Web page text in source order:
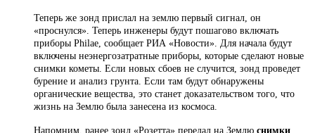
Теперь же зонд прислал на землю первый сигнал, он
«проснулся». Теперь инженеры будут пошагово включать
приборы Philae, сообщает РИА «Новости». Для начала будут
включены неэнергозатратные приборы, которые сделают новые
снимки кометы. Если новых сбоев не случится, зонд проведет
бурение и анализ грунта. Если там будут обнаружены
органические вещества, это станет доказательством того, что
жизнь на Землю была занесена из космоса.
Напомним, ранее зонд «Розетта» передал на Землю снимки